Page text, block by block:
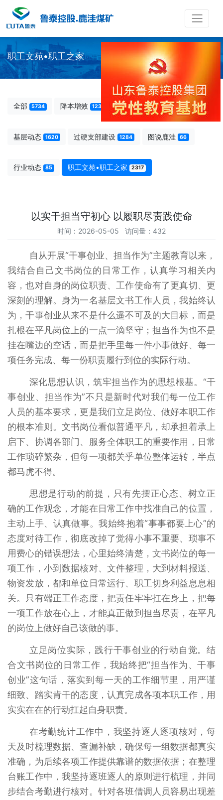
职工文苑•职工之家
全部 5734 降本增效 123 先模人物 238
基层动态 1620 过硬支部建设 1284 图说鹿洼 66
行业动态 85 职工文苑•职工之家 2317
以实干担当守初心 以履职尽责践使命
时间：2026-05-05 访问量：432
自从开展“干事创业、担当作为”主题教育以来，
我结合自己文书岗位的日常工作，认真学习相关内
容，也对自身的岗位职责、工作使命有了更真切、更
深刻的理解。身为一名基层文书工作人员，我始终认
为，干事创业从来不是什么遥不可及的大目标，而是
扎根在平凡岗位上的一点一滴坚守；担当作为也不是
挂在嘴边的空话，而是把手里每一件小事做好、每一
项任务完成、每一份职责履行到位的实际行动。
深化思想认识，筑牢担当作为的思想根基。“干
事创业、担当作为”不只是新时代对我们每一位工作
人员的基本要求，更是我们立足岗位、做好本职工作
的根本准则。文书岗位看似普通平凡，却承担着承上
启下、协调各部门、服务全体职工的重要作用，日常
工作琐碎繁杂，但每一项都关乎单位整体运转，半点
都马虎不得。
思想是行动的前提，只有先摆正心态、树立正
确的工作观念，才能在日常工作中找准自己的位置，
主动上手、认真做事。我始终抱着“事事都要上心”的
态度对待工作，彻底改掉了觉得小事不重要、琐事不
用费心的错误想法，心里始终清楚，文书岗位的每一
项工作，小到数据核对、文件整理，大到材料报送、
物资发放，都和单位日常运行、职工切身利益息息相
关。只有端正工作态度，把责任牢牢扛在身上，把每
一项工作放在心上，才能真正做到担当尽责，在平凡
的岗位上做好自己该做的事。
立足岗位实际，践行干事创业的行动自觉。结
合文书岗位的日常工作，我始终把“担当作为、干事
创业”这句话，落实到每一天的工作细节里，用严谨
细致、踏实肯干的态度，认真完成各项本职工作，用
实实在在的行动扛起自身职责。
在考勤统计工作中，我坚持逐人逐项核对，每
天及时梳理数据、查漏补缺，确保每一组数据都真实
准确，为后续各项工作提供靠谱的数据依据；在整理
台账工作中，我坚持逐班逐人的原则进行梳理，并同
步结合考勤进行核对。针对各班借调人员容易出现差